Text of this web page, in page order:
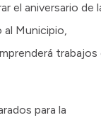
el aniversario de
al Municipio,
trabajos
para la